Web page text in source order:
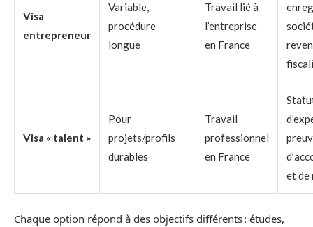
Visa
entrepreneur
Variable,
procédure
longue
Travail lié à
l’entreprise
en France
Visa « talent »
Pour
projets/profils
durables
Travail
professionnel
en France
et de
Chaque option répond à des objectifs différents : études,